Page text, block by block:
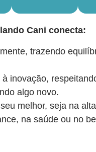
Cani conecta:
trazendo
à inovação,
algo novo.
melhor, seja na alta
na saúde ou no